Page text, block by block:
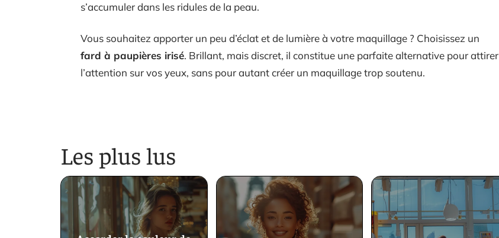
s’accumuler dans les ridules de la peau.
Vous souhaitez apporter un peu d’éclat et de lumière à votre maquillage ? Choisissez un
fard à paupières irisé. Brillant, mais discret, il constitue une parfaite alternative pour attirer
l’attention sur vos yeux, sans pour autant créer un maquillage trop soutenu.
Les plus lus